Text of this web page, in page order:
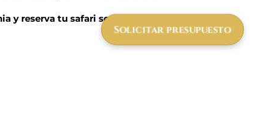
y reserva tu safari soñado con nosotros!
Solicitar presupuesto